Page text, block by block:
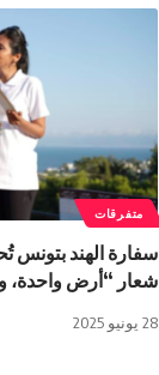
متفرقات
سفارة الهند بتونس
شعار “أرض واحدة،
28 يونيو 2025